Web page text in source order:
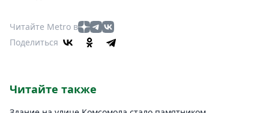
Читайте Metro в
Поделиться
Читайте также